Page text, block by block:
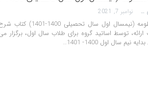
اصغر صادقیان رنانی نوامبر 7, 2021
شرح مختصر منظومه
توسط اساتید گروه برای طلاب سال اول، برگزار
سال اول 1400- 1401…